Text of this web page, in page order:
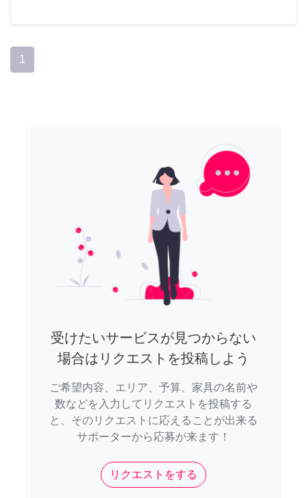
1
受けたいサービスが見つからない
場合はリクエストを投稿しよう
ご希望内容、エリア、予算、家具の名前や
数などを入力してリクエストを投稿する
と、そのリクエストに応えることが出来る
サポーターから応募が来ます！
リクエストをする